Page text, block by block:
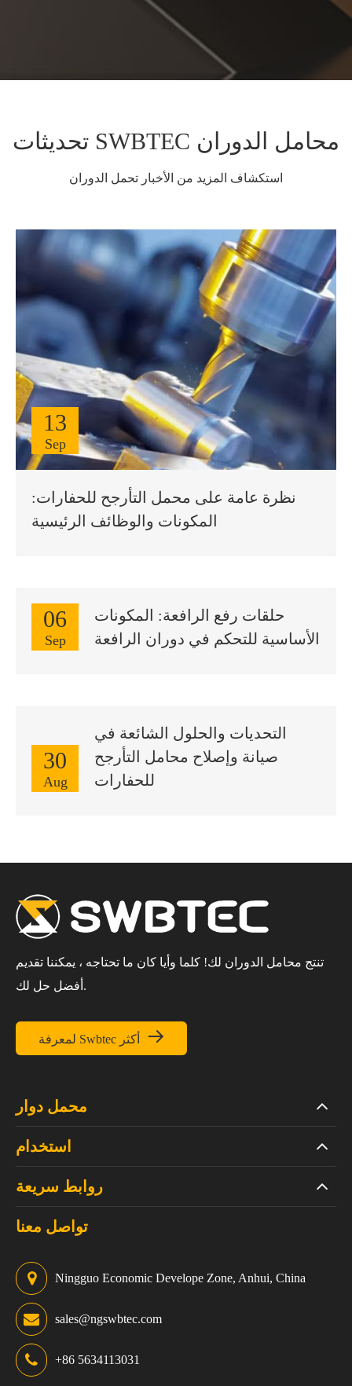
تحديثات SWBTEC محامل الدوران
استكشاف المزيد من الأخبار تحمل الدوران
13
Sep
نظرة عامة على محمل التأرجح للحفارات:
المكونات والوظائف الرئيسية
06
Sep
حلقات رفع الرافعة: المكونات
الأساسية للتحكم في دوران الرافعة
30
Aug
التحديات والحلول الشائعة في
صيانة وإصلاح محامل التأرجح
للحفارات
تنتج محامل الدوران لك! كلما وأيا كان ما تحتاجه ، يمكننا تقديم
أفضل حل لك.

محمل دوار
استخدام
روابط سريعة
تواصل معنا
Ningguo Economic Develope Zone, Anhui, China
sales@ngswbtec.com
+86 5634113031